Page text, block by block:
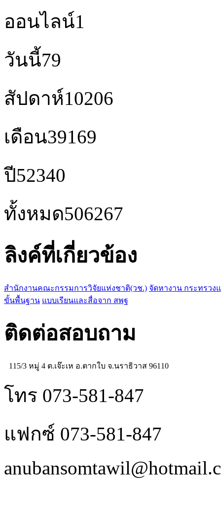
ออนไลน์1
วันนี้79
สัปดาห์10206
เดือน39169
ปี52340
ทั้งหมด506267
ลิงค์ที่เกี่ยวข้อง
สำนักงานคณะกรรมการวิจัยแห่งชาติ(วช.) จัดหางาน กระทรวง
ขั้นพื้นฐาน แบบเรียนและสื่อจาก สพฐ
ติดต่อสอบถาม
115/3 หมู่ 4 ต.เจ๊ะเห อ.ตากใบ จ.นราธิวาส 96110
โทร 073-581-847
แฟกซ์ 073-581-847